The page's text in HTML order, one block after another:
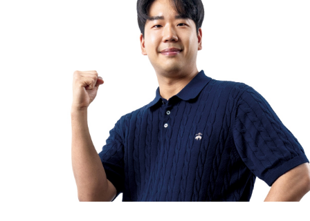
재학생 맞춤형 고용서비스와 졸업생 특화프로그램 등을
학생들에게 알리고 참여를 확대하기 위한 다양한 홍보 활동을
펼쳤다.특히 카드뉴스와 숏폼 영상 등 학생들의 이용 방식에
맞춘 디지털 콘텐츠를 제작 운영하며 SNS 팔로워를 16.1%
늘렸고, 콘텐츠 최고 조회수 1만7천 회를 기록하는 등 높은 홍
성과를 거뒀다.이 같은 성과를 바탕으로 제8기
진로취업지원센터 서포터즈는 지난 7월 28일
서울고용복지플러스센터 청년ON 라운지 다목적홀에서 열린
「2026년 서울 지역 대학일자리플러스센터 성과공유회」에서
심사 결과 1위를 기록하며 우수상을 수상했다.서포터즈 대표
서민성 학생(차이나데이터큐레이션전공 23)은 "학생들의